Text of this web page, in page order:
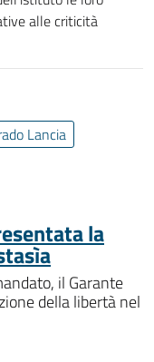
alle criticità
Lancia
la
il Garante
della libertà nel